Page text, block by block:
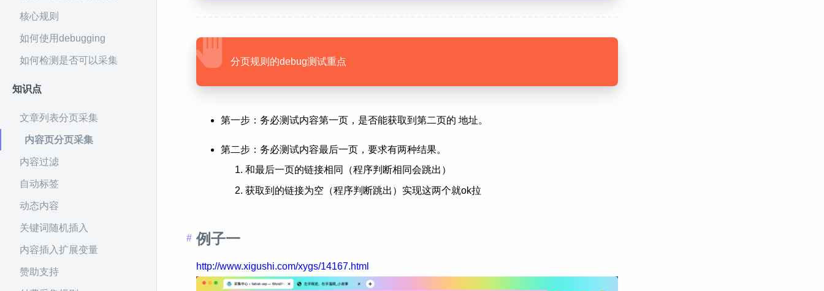
核心规则
如何使用debugging
如何检测是否可以采集
知识点
文章列表分页采集
内容页分页采集
内容过滤
自动标签
动态内容
关键词随机插入
内容插入扩展变量
赞助支持
分页规则的debug测试重点
第一步：务必测试内容第一页，是否能获取到第二页的 地址。
第二步：务必测试内容最后一页，要求有两种结果。
和最后一页的链接相同（程序判断相同会跳出）
获取到的链接为空（程序判断跳出）实现这两个就ok拉
例子一
http://www.xigushi.com/xygs/14167.html